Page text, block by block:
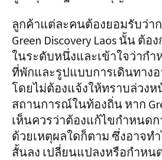
ลูกค้าแต่ละคนต้องยอมรับว่า
Green Discovery Laos นั้น ต้
ในระดับหนึ่งและเข้าใจว่ากำ
ที่พักและรูปแบบการเดินทาง
โดยไม่ต้องแจ้งให้ทราบล่วงห
สถานการณ์ในท้องถิ่น หาก
เห็นควรว่าต้องแก้ไขกำหนดก
ด้วยเหตุผลใดก็ตาม ซึ่งอาจท
สั้นลง เปลี่ยนแปลงหรือกำหน